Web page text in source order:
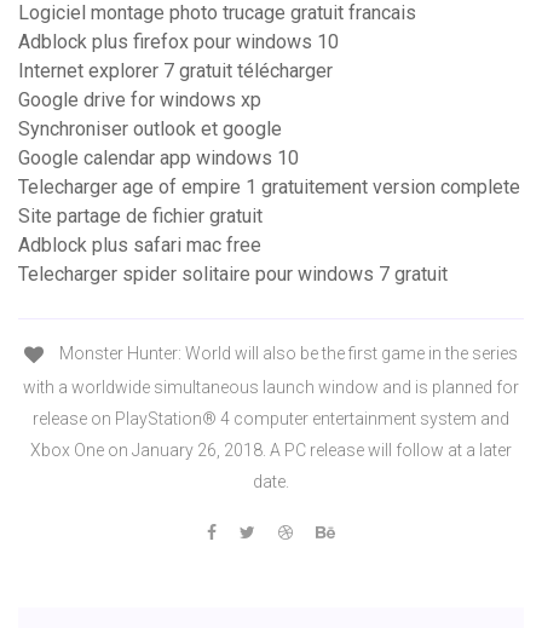
Logiciel montage photo trucage gratuit francais
Adblock plus firefox pour windows 10
Internet explorer 7 gratuit télécharger
Google drive for windows xp
Synchroniser outlook et google
Google calendar app windows 10
Telecharger age of empire 1 gratuitement version complete
Site partage de fichier gratuit
Adblock plus safari mac free
Telecharger spider solitaire pour windows 7 gratuit
Monster Hunter: World will also be the first game in the series
with a worldwide simultaneous launch window and is planned for
release on PlayStation® 4 computer entertainment system and
Xbox One on January 26, 2018. A PC release will follow at a later
date.